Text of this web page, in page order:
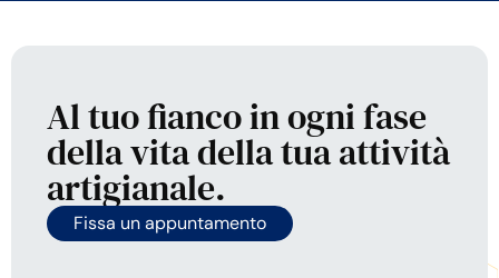
Al tuo fianco in ogni fase
della vita della tua attività
artigianale.
Fissa un appuntamento